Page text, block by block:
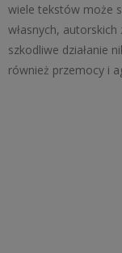
wiele tekstów może
własnych,
szkodliwe działanie
również przemocy i